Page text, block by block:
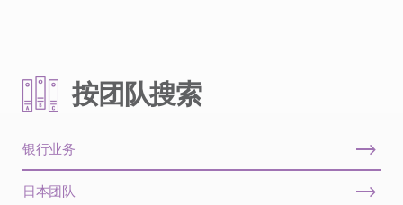
按团队搜索
银行业务
日本团队